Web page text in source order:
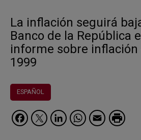
La inflación seguirá
Banco de la República
informe sobre inflación
1999
ESPAÑOL
Facebook
Twitter
LinkedIn
Email